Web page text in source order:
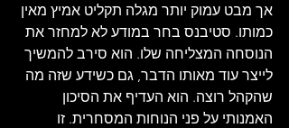
אך מבט עמוק יותר מגלה תקליט אמיץ מאין
כמותו. סטיבנס בחר במודע לא למחזר את
הנוסחה המצליחה שלו. הוא סירב להמשיך
לייצר עוד מאותו הדבר, גם כשידע שזה מה
שהקהל רוצה. הוא העדיף את הסיכון
האמנותי על פני הנוחות המסחרית. זו